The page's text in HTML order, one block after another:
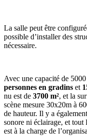
La salle peut être
possible d’installer des
nécessaire.
Avec une capacité de
personnes en gradins et
nu est de 3700 m², et la
scène mesure 30x20m à
de hauteur. Il y a également
sonore ni éclairage, et tout
est à la charge de